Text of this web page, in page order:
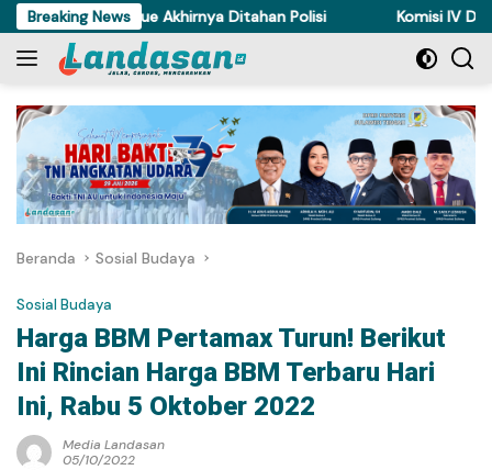
Langsung
ke
konten
Breaking News
Ayam di Torue Akhirnya Ditahan Polisi Komisi IV DPRD
Beranda Sosial Budaya
Sosial Budaya
Harga BBM Pertamax Turun! Berikut
Ini Rincian Harga BBM Terbaru Hari
Ini, Rabu 5 Oktober 2022
Media Landasan
05/10/2022